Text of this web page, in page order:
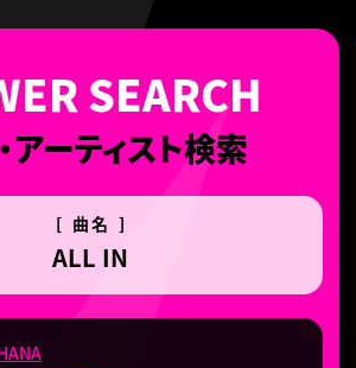
アーティスト検索
[ 曲名 ]
ALL IN